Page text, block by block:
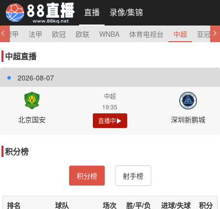
直播 录像/集锦
德甲 法甲 欧冠 欧联 WNBA 体育电视台 中超 亚冠
中超直播
2026-08-07
北京国安
中超
19:35
直播中
深圳新鹏城
积分榜
积分榜 射手榜
排名 球队 场次 胜/平/负 进球/失球
积分